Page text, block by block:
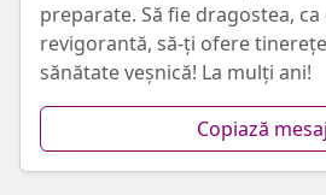
preparate. Să fie dragostea,
revigorantă, să-ți ofere
sănătate veșnică! La mulți ani!
Copiază